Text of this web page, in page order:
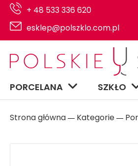
+ 48 533 336 620
esklep@polszklo.com.pl
PORCELANA SZKŁO
Strona główna ― Kategorie ―